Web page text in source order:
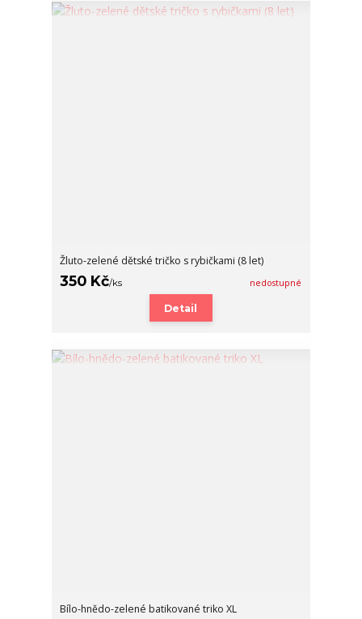
Žluto-zelené dětské tričko s rybičkami (8 let)
350 Kč/ks nedostupné
Detail
Bílo-hnědo-zelené batikované triko XL